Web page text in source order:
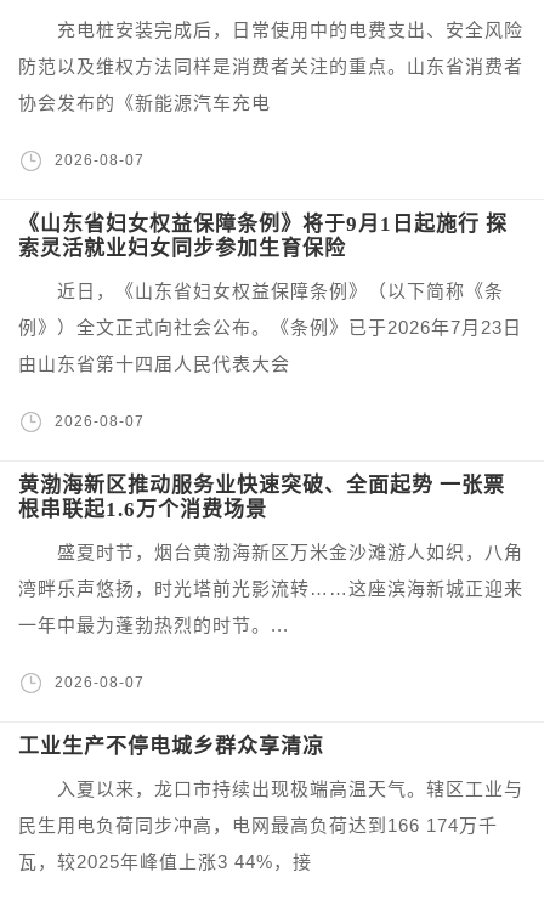
充电桩安装完成后，日常使用中的电费支出、安全风险
防范以及维权方法同样是消费者关注的重点。山东省消费者
协会发布的《新能源汽车充电
2026-08-07
《山东省妇女权益保障条例》将于9月1日起施行 探
索灵活就业妇女同步参加生育保险
近日，《山东省妇女权益保障条例》（以下简称《条
例》）全文正式向社会公布。《条例》已于2026年7月23日
由山东省第十四届人民代表大会
2026-08-07
黄渤海新区推动服务业快速突破、全面起势 一张票
根串联起1.6万个消费场景
盛夏时节，烟台黄渤海新区万米金沙滩游人如织，八角
湾畔乐声悠扬，时光塔前光影流转……这座滨海新城正迎来
一年中最为蓬勃热烈的时节。...
2026-08-07
工业生产不停电城乡群众享清凉
入夏以来，龙口市持续出现极端高温天气。辖区工业与
民生用电负荷同步冲高，电网最高负荷达到166 174万千
瓦，较2025年峰值上涨3 44%，接